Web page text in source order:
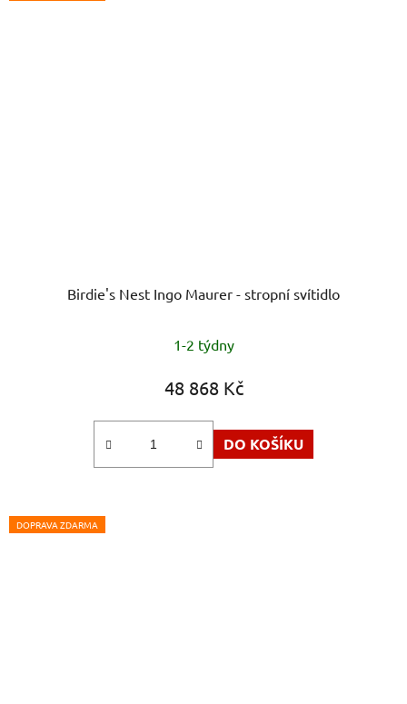
Birdie's Nest Ingo Maurer - stropní svítidlo
1-2 týdny
48 868 Kč
DO KOŠÍKU
DOPRAVA ZDARMA